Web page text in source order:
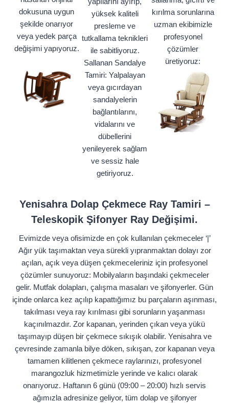
dokusuna uygun
şekilde onarıyor
veya yedek parça
değişimi yapıyoruz.
yüksek kaliteli
presleme ve
tutkallama teknikleri
ile sabitliyoruz.
Sallanan Sandalye
Tamiri: Yalpalayan
veya gıcırdayan
sandalyelerin
bağlantılarını,
vidalarını ve
dübellerini
yenileyerek sağlam
ve sessiz hale
getiriyoruz.
kırılma sorunlarına
uzman ekibimizle
profesyonel
çözümler
üretiyoruz:
Yenisahra Dolap Çekmece Ray Tamiri –
Teleskopik Şifonyer Ray Değişimi.
Evimizde veya ofisimizde en çok kullanılan çekmeceler ‘|’
Ağır yük taşımaktan veya sürekli yıpranmaktan dolayı zor
açılan, açık veya düşen çekmeceleriniz için profesyonel
çözümler sunuyoruz: Mobilyaların başındaki çekmeceler
gelir. Mutfak dolapları, çalışma masaları ve şifonyerler. Gün
içinde onlarca kez açılıp kapattığımız bu parçaların aşınması,
takılması veya ray kırılması gibi sorunların yaşanması
kaçınılmazdır. Zor kapanan, yerinden çıkan veya yükü
taşımayıp düşen bir çekmece sıkışık olabilir. Yenisahra ve
çevresinde zamanla bilye döken, sıkışan, zor kapanan veya
tamamen kilitlenen çekmece raylarınızı, profesyonel
marangozluk hizmetimizle yerinde ve kalıcı olarak
onarıyoruz. Haftanın 6 günü (09:00 – 20:00) hızlı servis
ağımızla adresinize geliyor, tüm dolap ve şifonyer